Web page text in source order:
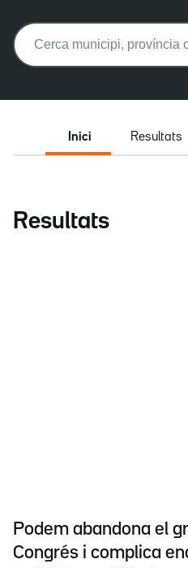
Buscar:
Inici Resultats
Resultats
Podem abandona el
Congrés i complica